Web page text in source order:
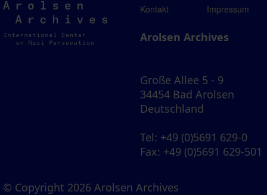
Arolsen
Archives
Kontakt Impressum
Arolsen Archives
Große Allee 5 - 9
34454 Bad Arolsen
Deutschland
Tel: +49 (0)5691 629-0
Fax: +49 (0)5691 629-501
© Copyright 2026 Arolsen Archives